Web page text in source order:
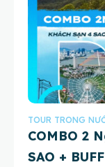
TOUR TRONG
COMBO 2
SAO +